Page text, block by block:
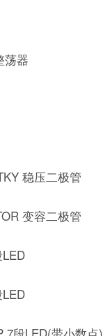
荡器
稳压二极管
变容二极管